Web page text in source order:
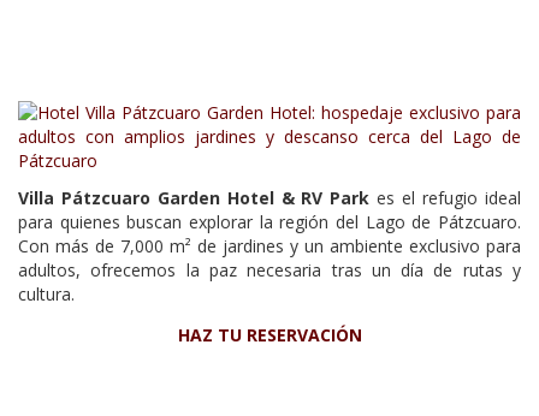
Villa Pátzcuaro Garden Hotel & RV Park es el refugio ideal
para quienes buscan explorar la región del Lago de Pátzcuaro.
Con más de 7,000 m² de jardines y un ambiente exclusivo para
adultos, ofrecemos la paz necesaria tras un día de rutas y
cultura.
HAZ TU RESERVACIÓN